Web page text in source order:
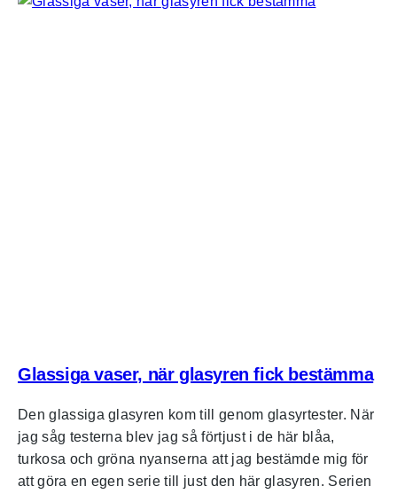
Glassiga vaser, när glasyren fick bestämma
Den glassiga glasyren kom till genom glasyrtester. När
jag såg testerna blev jag så förtjust i de här blåa,
turkosa och gröna nyanserna att jag bestämde mig för
att göra en egen serie till just den här glasyren. Serien